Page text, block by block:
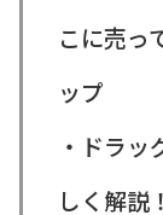
こに売っ
ップ
・ドラ
しく解説